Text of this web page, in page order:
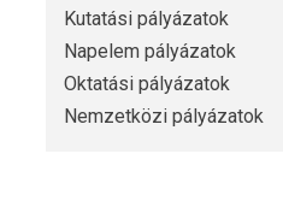
Kutatási pályázatok
Napelem pályázatok
Oktatási pályázatok
Nemzetközi pályázatok